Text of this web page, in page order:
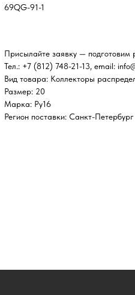
69QG-91-1
Присылайте заявку — подготовим
Тел.: +7 (812) 748-21-13, email:
Вид товара: Коллекторы
Размер: 20
Марка: Ру16
Регион поставки: Санкт-